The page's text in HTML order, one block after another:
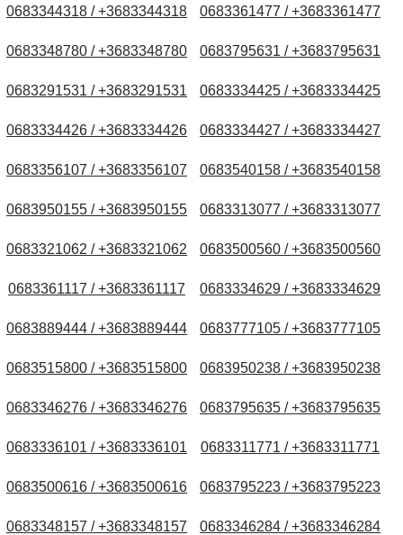
0683344318 / +3683344318 0683361477 / +3683361477
0683348780 / +3683348780 0683795631 / +3683795631
0683291531 / +3683291531 0683334425 / +3683334425
0683334426 / +3683334426 0683334427 / +3683334427
0683356107 / +3683356107 0683540158 / +3683540158
0683950155 / +3683950155 0683313077 / +3683313077
0683321062 / +3683321062 0683500560 / +3683500560
0683361117 / +3683361117 0683334629 / +3683334629
0683889444 / +3683889444 0683777105 / +3683777105
0683515800 / +3683515800 0683950238 / +3683950238
0683346276 / +3683346276 0683795635 / +3683795635
0683336101 / +3683336101 0683311771 / +3683311771
0683500616 / +3683500616 0683795223 / +3683795223
0683348157 / +3683348157 0683346284 / +3683346284